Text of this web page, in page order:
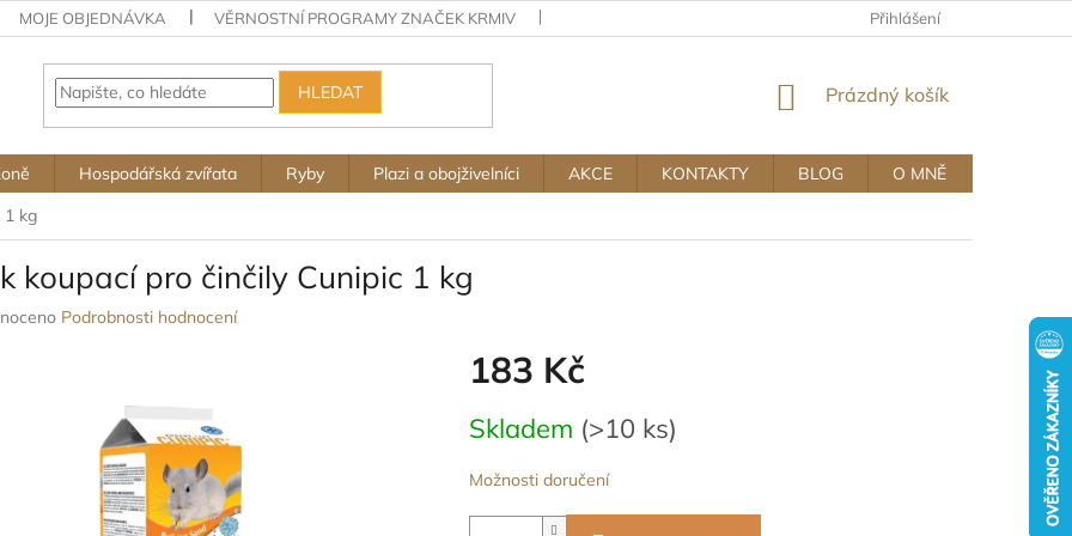
MOJE OBJEDNÁVKA VĚRNOSTNÍ PROGRAMY ZNAČEK KRMIV OBCHODNÍ A REKLAMAČNÍ PODMÍNKY
Přihlášení
HLEDAT
NÁKUPNÍ
Prázdný košík
Hospodářská zvířata Ryby Plazi a obojživelníci AKCE KONTAKTY BLOG
O MNĚ
1 kg
koupací pro činčily Cunipic 1 kg
Podrobnosti hodnocení
183 Kč
cena:
Skladem (>10 ks)
Možnosti doručení